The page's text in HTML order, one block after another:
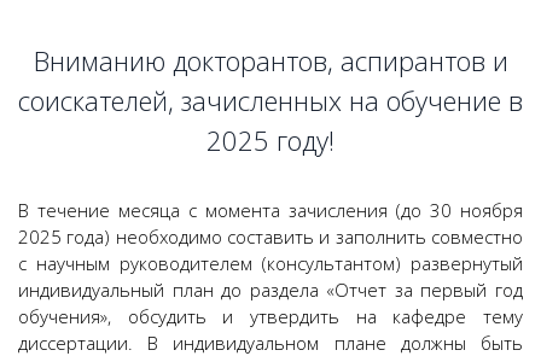
Вниманию докторантов, аспирантов и
соискателей, зачисленных на обучение в
2025 году!
В течение месяца с момента зачисления (до 30 ноября
2025 года) необходимо составить и заполнить совместно
с научным руководителем (консультантом) развернутый
индивидуальный план до раздела «Отчет за первый год
обучения», обсудить и утвердить на кафедре тему
диссертации. В индивидуальном плане должны быть